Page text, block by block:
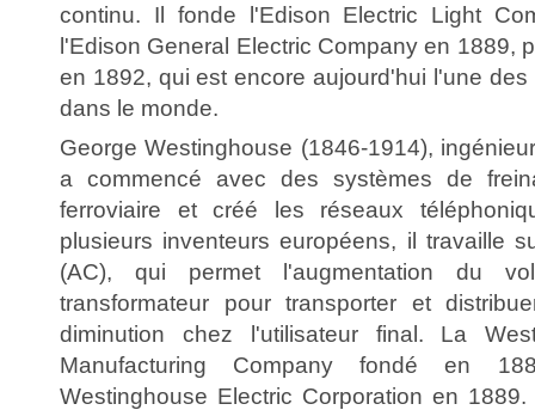
continu. Il fonde l'Edison Electric Light
l'Edison General Electric Company en 1889,
en 1892, qui est encore aujourd'hui l'une
dans le monde.
George Westinghouse (1846-1914),
a commencé avec des systèmes de
ferroviaire et créé les réseaux
plusieurs inventeurs européens, il travaille
(AC), qui permet l'augmentation du
transformateur pour transporter et
diminution chez l'utilisateur final. La
Manufacturing Company fondé en
Westinghouse Electric Corporation en